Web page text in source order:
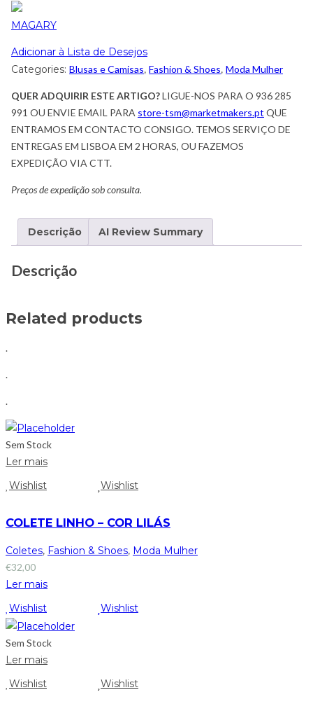
MAGARY
Adicionar à Lista de Desejos
Categories: Blusas e Camisas, Fashion & Shoes, Moda Mulher
QUER ADQUIRIR ESTE ARTIGO?LIGUE-NOS PARA O 936 285
991 OU ENVIE EMAIL PARA store-tsm@marketmakers.pt QUE
ENTRAMOS EM CONTACTO CONSIGO. TEMOS SERVIÇO DE
ENTREGAS EM LISBOA EM 2 HORAS, OU FAZEMOS
EXPEDIÇÃO VIA CTT.
Preços de expedição sob consulta.
Descrição AI Review Summary
Descrição
Related products
.
.
.
Sem Stock
Ler mais
Wishlist
Wishlist
COLETE LINHO – COR LILÁS
Coletes, Fashion & Shoes, Moda Mulher
€32,00
Ler mais
Wishlist
Wishlist
Sem Stock
Ler mais
Wishlist
Wishlist